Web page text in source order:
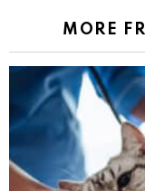
MORE